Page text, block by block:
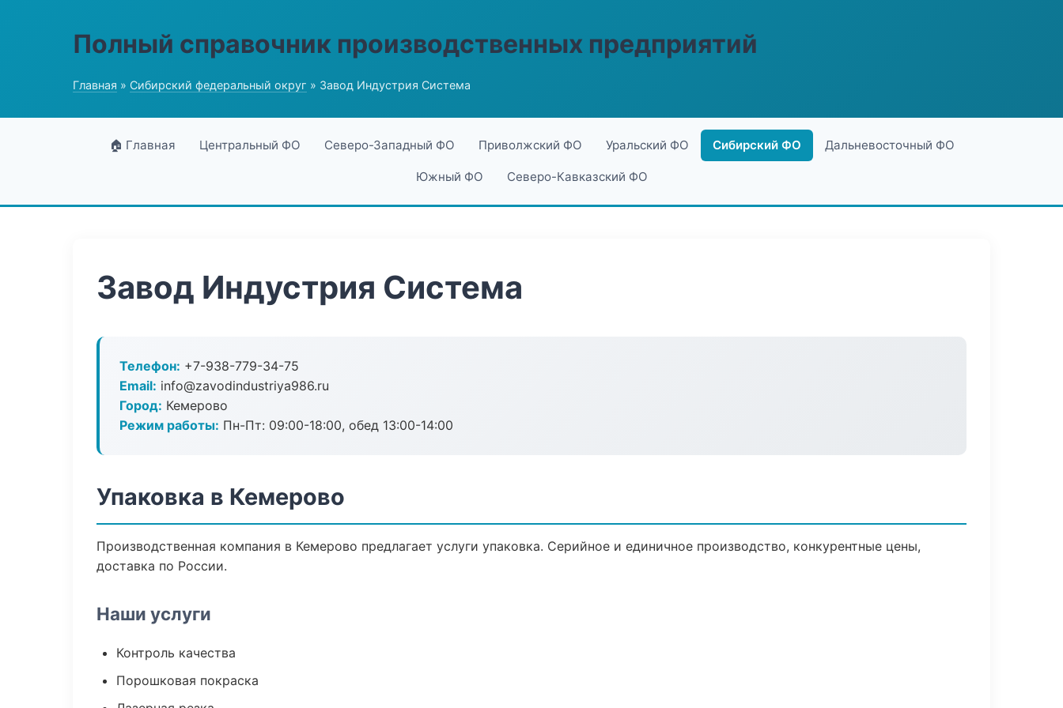
Полный справочник производственных предприятий
Главная » Сибирский федеральный округ » Завод Индустрия Система
🏠 Главная Центральный ФО Северо-Западный ФО Приволжский ФО Уральский ФО Сибирский ФО Дальневосточный ФО
Южный ФО Северо-Кавказский ФО
Завод Индустрия Система
Телефон: +7-938-779-34-75
Email: info@zavodindustriya986.ru
Город: Кемерово
Режим работы: Пн-Пт: 09:00-18:00, обед 13:00-14:00
Упаковка в Кемерово
Производственная компания в Кемерово предлагает услуги упаковка. Серийное и единичное производство, конкурентные цены,
доставка по России.
Наши услуги
Контроль качества
Порошковая покраска